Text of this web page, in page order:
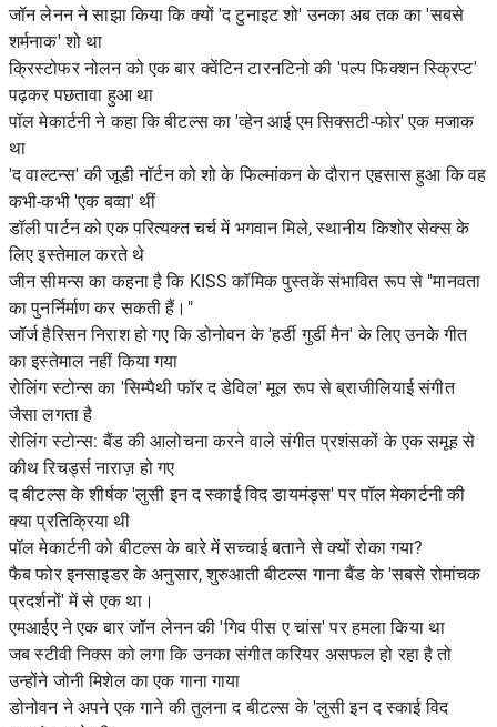
जॉन लेनन ने साझा किया कि क्यों 'द टुनाइट शो' उनका अब तक का 'सबसे
शर्मनाक' शो था
क्रिस्टोफर नोलन को एक बार क्वेंटिन टारनटिनो की 'पल्प फिक्शन स्क्रिप्ट'
पढ़कर पछतावा हुआ था
पॉल मेकार्टनी ने कहा कि बीटल्स का 'व्हेन आई एम सिक्सटी-फोर' एक मजाक
था
'द वाल्टन्स' की जूडी नॉर्टन को शो के फिल्मांकन के दौरान एहसास हुआ कि वह
कभी-कभी 'एक बव्वा' थीं
डॉली पार्टन को एक परित्यक्त चर्च में भगवान मिले, स्थानीय किशोर सेक्स के
लिए इस्तेमाल करते थे
जीन सीमन्स का कहना है कि KISS कॉमिक पुस्तकें संभावित रूप से "मानवता
का पुनर्निर्माण कर सकती हैं।"
जॉर्ज हैरिसन निराश हो गए कि डोनोवन के 'हर्डी गुर्डी मैन' के लिए उनके गीत
का इस्तेमाल नहीं किया गया
रोलिंग स्टोन्स का 'सिम्पैथी फॉर द डेविल' मूल रूप से ब्राजीलियाई संगीत
जैसा लगता है
रोलिंग स्टोन्स: बैंड की आलोचना करने वाले संगीत प्रशंसकों के एक समूह से
कीथ रिचर्ड्स नाराज़ हो गए
द बीटल्स के शीर्षक 'लुसी इन द स्काई विद डायमंड्स' पर पॉल मेकार्टनी की
क्या प्रतिक्रिया थी
पॉल मेकार्टनी को बीटल्स के बारे में सच्चाई बताने से क्यों रोका गया?
फैब फोर इनसाइडर के अनुसार, शुरुआती बीटल्स गाना बैंड के 'सबसे रोमांचक
प्रदर्शनों' में से एक था।
एमआईए ने एक बार जॉन लेनन की 'गिव पीस ए चांस' पर हमला किया था
जब स्टीवी निक्स को लगा कि उनका संगीत करियर असफल हो रहा है तो
उन्होंने जोनी मिशेल का एक गाना गाया
डोनोवन ने अपने एक गाने की तुलना द बीटल्स के 'लुसी इन द स्काई विद